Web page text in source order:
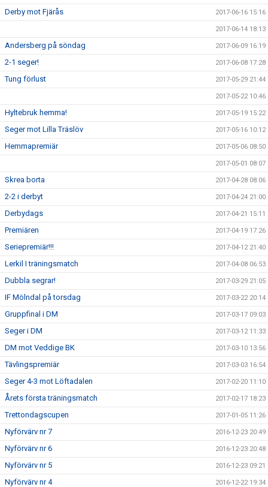
Derby mot Fjärås 2017-06-16 15:16
2017-06-14 18:13
Andersberg på söndag 2017-06-09 16:19
2-1 seger! 2017-06-08 17:28
Tung förlust 2017-05-29 21:44
2017-05-22 10:46
Hyltebruk hemma! 2017-05-19 15:22
Seger mot Lilla Träslöv 2017-05-16 10:12
Hemmapremiär 2017-05-06 08:50
2017-05-01 08:07
Skrea borta 2017-04-28 08:06
2-2 i derbyt 2017-04-24 21:00
Derbydags 2017-04-21 15:11
Premiären 2017-04-19 17:26
Seriepremiär!!! 2017-04-12 21:40
Lerkil I träningsmatch 2017-04-08 06:53
Dubbla segrar! 2017-03-29 21:05
IF Mölndal på torsdag 2017-03-22 20:14
Gruppfinal i DM 2017-03-17 09:03
Seger i DM 2017-03-12 11:33
DM mot Veddige BK 2017-03-10 13:56
Tävlingspremiär 2017-03-03 16:54
Seger 4-3 mot Löftadalen 2017-02-20 11:10
Årets första träningsmatch 2017-02-17 18:23
Trettondagscupen 2017-01-05 11:26
Nyförvärv nr 7 2016-12-23 20:49
Nyförvärv nr 6 2016-12-23 20:48
Nyförvärv nr 5 2016-12-23 09:21
Nyförvärv nr 4 2016-12-22 19:34